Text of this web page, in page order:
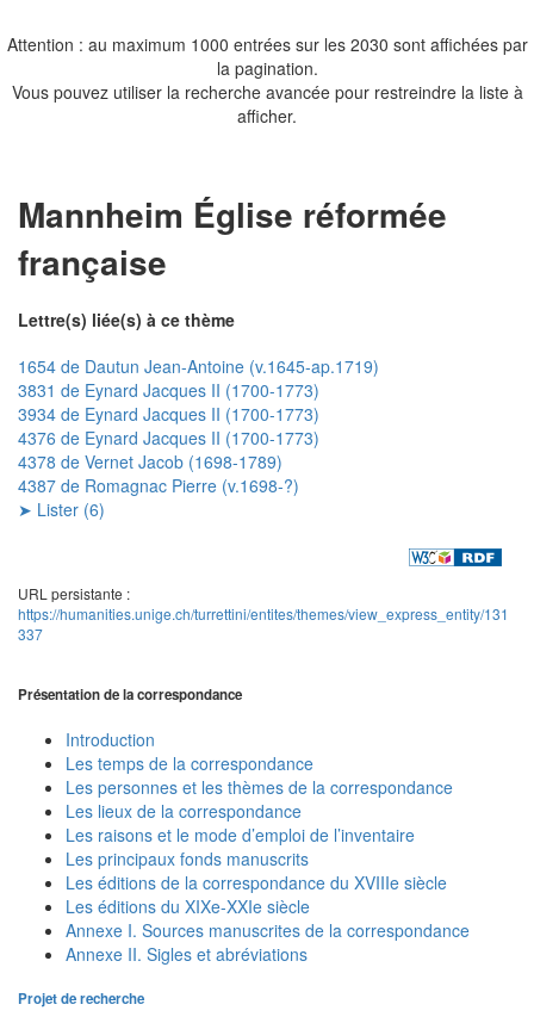
Attention : au maximum 1000 entrées sur les 2030 sont affichées par
la pagination.
Vous pouvez utiliser la recherche avancée pour restreindre la liste à
afficher.
Mannheim Église réformée
française
Lettre(s) liée(s) à ce thème
1654 de Dautun Jean-Antoine (v.1645-ap.1719)
3831 de Eynard Jacques II (1700-1773)
3934 de Eynard Jacques II (1700-1773)
4376 de Eynard Jacques II (1700-1773)
4378 de Vernet Jacob (1698-1789)
4387 de Romagnac Pierre (v.1698-?)
➤ Lister (6)
URL persistante :
https://humanities.unige.ch/turrettini/entites/themes/view_express_entity/131
337
Présentation de la correspondance
Introduction
Les temps de la correspondance
Les personnes et les thèmes de la correspondance
Les lieux de la correspondance
Les raisons et le mode d’emploi de l’inventaire
Les principaux fonds manuscrits
Les éditions de la correspondance du XVIIIe siècle
Les éditions du XIXe-XXIe siècle
Annexe I. Sources manuscrites de la correspondance
Annexe II. Sigles et abréviations
Projet de recherche